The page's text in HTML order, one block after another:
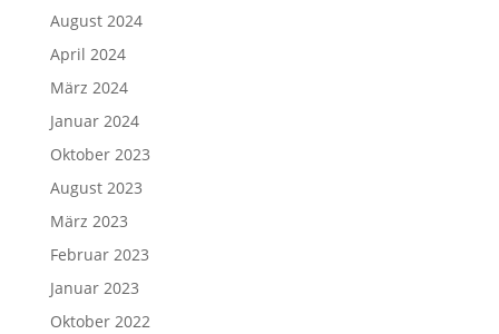
August 2024
April 2024
März 2024
Januar 2024
Oktober 2023
August 2023
März 2023
Februar 2023
Januar 2023
Oktober 2022